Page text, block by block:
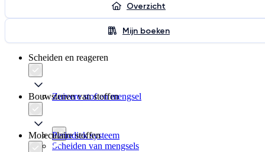
Overzicht
Mijn boeken
Scheiden en reageren
Zuivere stof en mengsel
Scheiden van mengsels
Bouwstenen van stoffen
Periodiek systeem
Moleculaire stoffen